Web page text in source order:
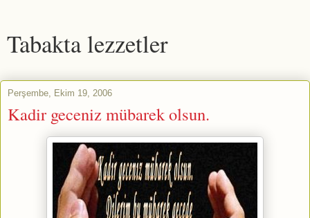
Tabakta lezzetler
Perşembe, Ekim 19, 2006
Kadir geceniz mübarek olsun.